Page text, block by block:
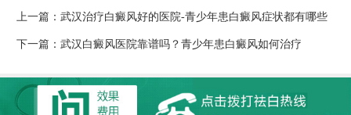
上一篇： 武汉治疗白癜风好的医院-青少年患白癜风症状都有哪些
下一篇： 武汉白癜风医院靠谱吗？青少年患白癜风如何治疗